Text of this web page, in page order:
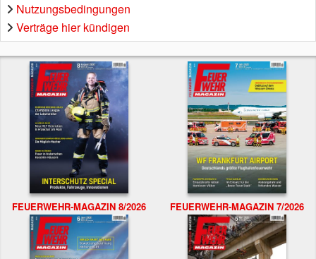
Nutzungsbedingungen
Verträge hier kündigen
FEUERWEHR-MAGAZIN 8/2026 FEUERWEHR-MAGAZIN 7/2026